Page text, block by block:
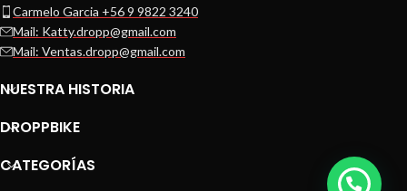
Carmelo Garcia +56 9 9822 3240
Mail: Katty.dropp@gmail.com
Mail: Ventas.dropp@gmail.com
NUESTRA HISTORIA
DROPPBIKE
CATEGORÍAS